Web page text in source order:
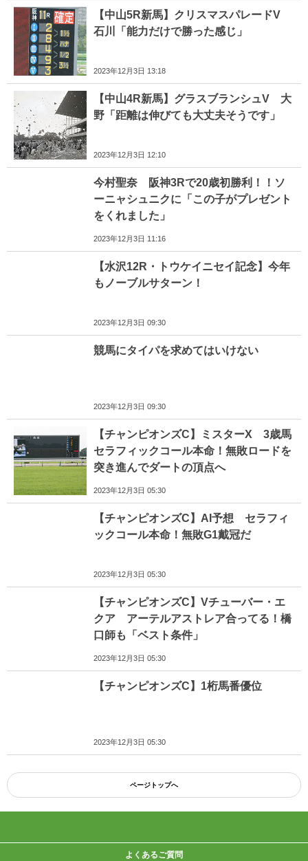
【中山5R新馬】クリスマスパレードV
石川「能力だけで勝った感じ」
2023年12月3日 13:18
【中山4R新馬】グラスブランシュV 大
野「距離は伸びても大丈夫そうです」
2023年12月3日 12:10
今村聖奈 阪神3Rで20歳初勝利！！ソ
ーニャシュニクに「この子がプレゼント
をくれました」
2023年12月3日 11:16
【水沢12R・トウケイニセイ記念】今年
もノーブルサターン！
2023年12月3日 09:30
競馬にタイパを求めてはいけない
2023年12月3日 09:30
【チャンピオンズC】ミスターX 3歳馬
セラフィックコール本命！無敗ロードを
突き進んでダートの頂点へ
2023年12月3日 05:30
【チャンピオンズC】AI予想 セラフィ
ックコール本命！無敗G1戴冠だ
2023年12月3日 05:30
【チャンピオンズC】Vチューバー・エ
クア アーテルアストレア合ってる！橋
口師も「ベスト条件」
2023年12月3日 05:30
【チャンピオンズC】1桁馬番優位
2023年12月3日 05:30
ページトップへ
よくあるご質問